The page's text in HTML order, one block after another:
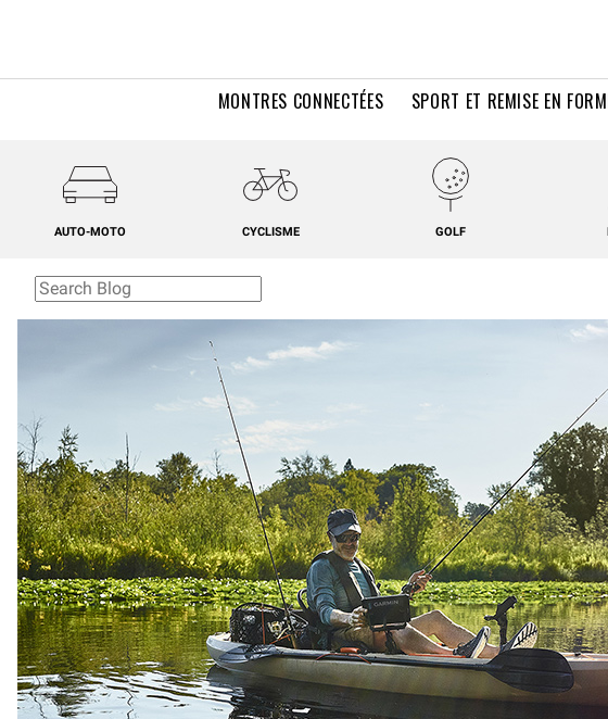
MONTRES CONNECTÉES SPORT ET REMISE EN
AUTO-MOTO CYCLISME GOLF